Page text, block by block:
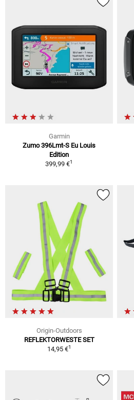
Garmin
Zumo 396Lmt-S Eu Louis
Edition
399,99 €1
Origin-Outdoors
REFLEKTORWESTE SET
14,95 €1